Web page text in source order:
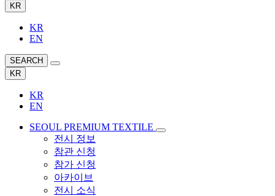
KR
KR
EN
SEARCH
KR
KR
EN
SEOUL PREMIUM TEXTILE
전시 정보
참관 신청
참가 신청
아카이브
전시 소식